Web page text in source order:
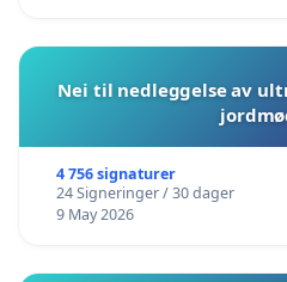
Nei til nedleggelse av
4 756 signaturer
24 Signeringer / 30 dager
9 May 2026